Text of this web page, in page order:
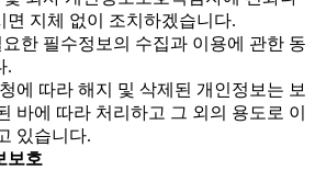
면 지체 없이 조치하겠습니다.
한 필수정보의 수집과 이용에 관한 동
.
에 따라 해지 및 삭제된 개인정보는 보
바에 따라 처리하고 그 외의 용도로 이
있습니다.
보호